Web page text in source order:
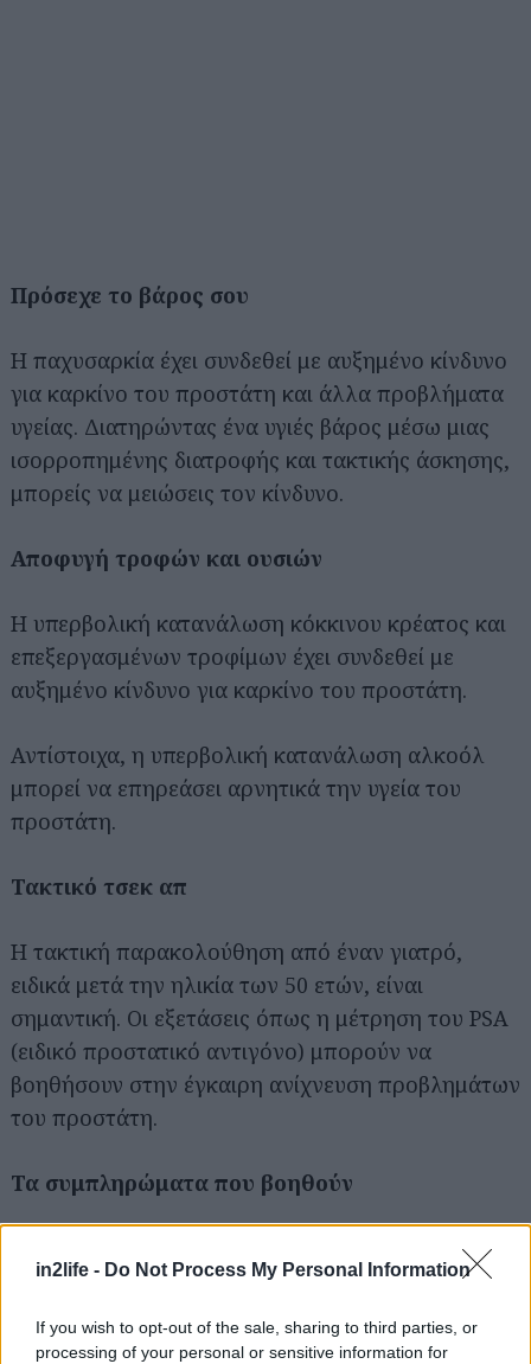
in2life - Do Not Process My Personal Information
If you wish to opt-out of the sale, sharing to third parties, or
processing of your personal or sensitive information for
Πρόσεχε το βάρος σου
Η παχυσαρκία έχει συνδεθεί με αυξημένο κίνδυνο
για καρκίνο του προστάτη και άλλα προβλήματα
υγείας. Διατηρώντας ένα υγιές βάρος μέσω μιας
ισορροπημένης διατροφής και τακτικής άσκησης,
μπορείς να μειώσεις τον κίνδυνο.
Αποφυγή τροφών και ουσιών
Η υπερβολική κατανάλωση κόκκινου κρέατος και
επεξεργασμένων τροφίμων έχει συνδεθεί με
αυξημένο κίνδυνο για καρκίνο του προστάτη.
Αντίστοιχα, η υπερβολική κατανάλωση αλκοόλ
μπορεί να επηρεάσει αρνητικά την υγεία του
προστάτη.
Τακτικό τσεκ απ
Η τακτική παρακολούθηση από έναν γιατρό,
ειδικά μετά την ηλικία των 50 ετών, είναι
σημαντική. Οι εξετάσεις όπως η μέτρηση του PSA
(ειδικό προστατικό αντιγόνο) μπορούν να
βοηθήσουν στην έγκαιρη ανίχνευση προβλημάτων
του προστάτη.
Τα συμπληρώματα που βοηθούν
Ορισμένα συμπληρώματα μπορεί να βοηθήσουν,
αλλά είναι σημαντικό να συμβουλευτείς τον
μπορεί να βοηθήσει στη μείωση της φλεγμονής